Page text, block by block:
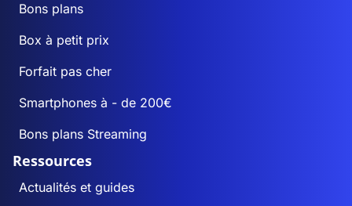
Bons plans
Box à petit prix
Forfait pas cher
Smartphones à - de 200€
Bons plans Streaming
Ressources
Actualités et guides